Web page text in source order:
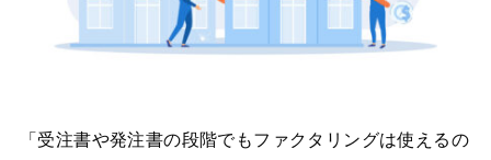
「受注書や発注書の段階でもファクタリングは使えるの